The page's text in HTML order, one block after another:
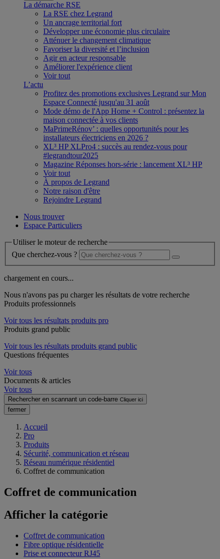
La démarche RSE
La RSE chez Legrand
Un ancrage territorial fort
Développer une économie plus circulaire
Atténuer le changement climatique
Favoriser la diversité et l’inclusion
Agir en acteur responsable
Améliorer l'expérience client
Voir tout
L’actu
Profitez des promotions exclusives Legrand sur Mon
Espace Connecté jusqu'au 31 août
Mode démo de l'App Home + Control : présentez la
maison connectée à vos clients
MaPrimeRénov’ : quelles opportunités pour les
installateurs électriciens en 2026 ?
XL³ HP XLPro4 : succès au rendez-vous pour
#legrandtour2025
Magazine Réponses hors-série : lancement XL³ HP
Voir tout
À propos de Legrand
Notre raison d'être
Rejoindre Legrand
Nous trouver
Espace Particuliers
Utiliser le moteur de recherche
Que cherchez-vous ?
chargement en cours...
Nous n'avons pas pu charger les résultats de votre recherche
Produits professionnels
Voir tous les résultats produits pro
Produits grand public
Voir tous les résultats produits grand public
Questions fréquentes
Voir tous
Documents & articles
Voir tous
Rechercher en scannant un code-barre Cliquer ici
fermer
Accueil
Pro
Produits
Sécurité, communication et réseau
Réseau numérique résidentiel
Coffret de communication
Coffret de communication
Afficher la catégorie
Coffret de communication
Fibre optique résidentielle
Prise et connecteur RJ45